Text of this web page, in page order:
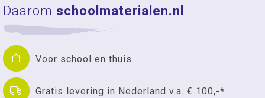
Daarom schoolmaterialen.nl
Voor school en thuis
Gratis levering in Nederland v.a. € 100,-*